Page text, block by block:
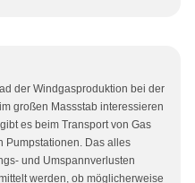
der Windgasproduktion bei der
großen Massstab interessieren
es beim Transport von Gas
Pumpstationen. Das alles
und Umspannverlusten
werden, ob möglicherweise